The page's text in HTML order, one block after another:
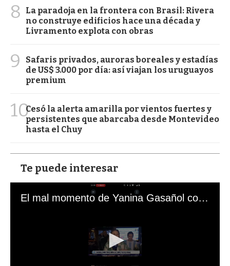
8
La paradoja en la frontera con Brasil: Rivera
no construye edificios hace una década y
Livramento explota con obras
9
Safaris privados, auroras boreales y estadías
de US$ 3.000 por día: así viajan los uruguayos
premium
10Cesó la alerta amarilla por vientos fuertes y
persistentes que abarcaba desde Montevideo
hasta el Chuy
Te puede interesar
El mal momento de Yanina Gasañol con un hincha argentino en "Subrayado"